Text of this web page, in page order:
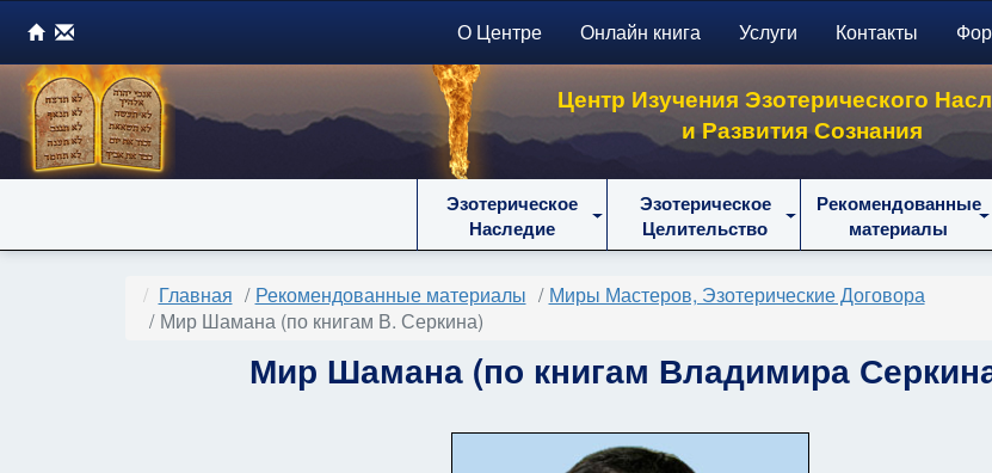
О Центре Онлайн книга Услуги Контакты
Центр Изучения Эзотерического
и Развития Сознания
Эзотерическое
Наследие
Эзотерическое
Целительство
Рекомендованные
материалы
Главная Рекомендованные материалы
Миры Мастеров, Эзотерические Договора
Мир Шамана (по книгам В. Серкина)
Мир Шамана (по книгам Владимира